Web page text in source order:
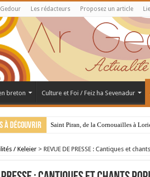
Les rédacteurs Proposez un article
breton Culture et Foi / Feiz ha Sevenadur
à découvrir Saint Piran, de la Cornouailles à
/ Keleier > REVUE DE PRESSE : Cantiques et